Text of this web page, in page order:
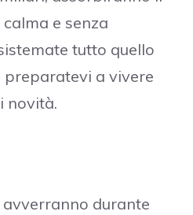
e senza
tutto quello
preparatevi a vivere
novità.
durante